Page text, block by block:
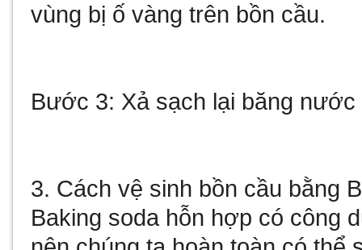
vùng bị ố vàng trên bồn cầu.
Bước 3: Xả sạch lại băng
3. Cách vệ sinh bồn cầu bằng
Baking soda hỗn hợp có công